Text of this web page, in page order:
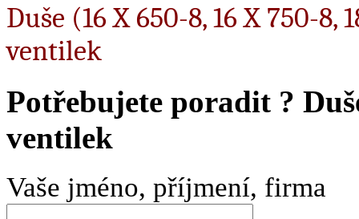
Duše (16 X 650-8, 16 X 750-
ventilek
Potřebujete poradit ?
ventilek
Vaše jméno, příjmení, firma